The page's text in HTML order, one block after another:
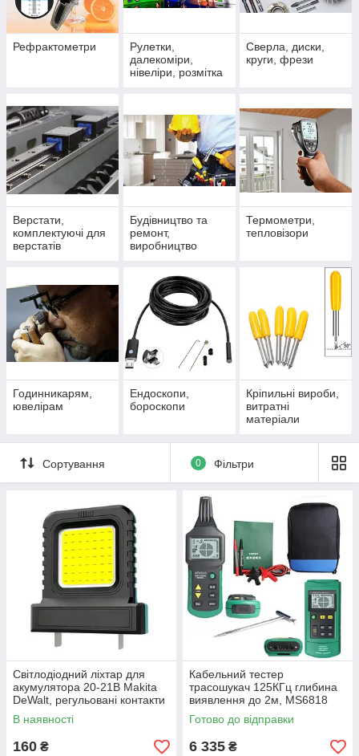
Рефрактометри
Рулетки,
далекоміри,
нівеліри, розмітка
Сверла, диски,
круги, фрези
Верстати,
комплектуючі для
верстатів
Будівництво та
ремонт,
виробництво
Термометри,
тепловізори
Годинникарям,
ювелірам
Ендоскопи,
бороскопи
Кріпильні вироби,
витратні
матеріали
Сортування 0 Фільтри
Світлодіодний ліхтар для
акумулятора 20-21В Makita
DeWalt, регульовані контакти
В наявності
160 ₴
Кабельний тестер
трасошукач 125КГц глибина
виявлення до 2м, MS6818
Готово до відправки
6 335 ₴